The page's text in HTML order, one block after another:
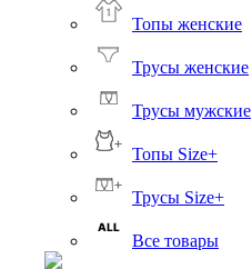
Топы женские
Трусы женские
Трусы мужские
Топы Size+
Трусы Size+
Все товары